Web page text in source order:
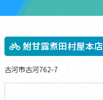
鮒甘露煮田村屋本店
古河市古河762-7